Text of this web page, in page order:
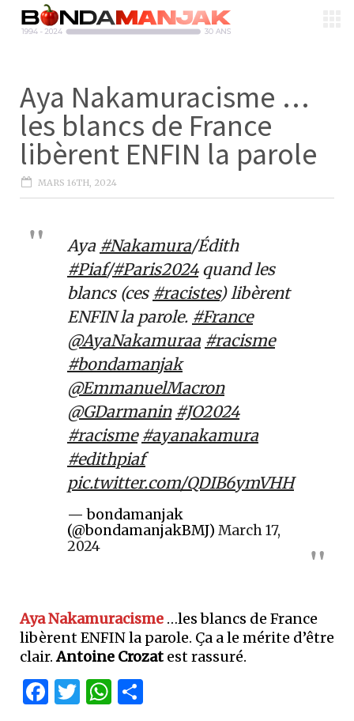
Aya Nakamuracisme …
les blancs de France
libèrent ENFIN la parole
MARS 16TH, 2024
Aya #Nakamura/Édith
#Piaf/#Paris2024quand les
blancs (ces #racistes) libèrent
ENFIN la parole. #France
@AyaNakamuraa #racisme
#bondamanjak
@EmmanuelMacron
@GDarmanin #JO2024
#racisme #ayanakamura
#edithpiaf
pic.twitter.com/QDIB6ymVHH
— bondamanjak
(@bondamanjakBMJ) March 17,
2024
Aya Nakamuracisme …les blancs de France
libèrent ENFIN la parole. Ça a le mérite d’être
clair.Antoine Crozat est rassuré.
Facebook
Twitter
WhatsApp